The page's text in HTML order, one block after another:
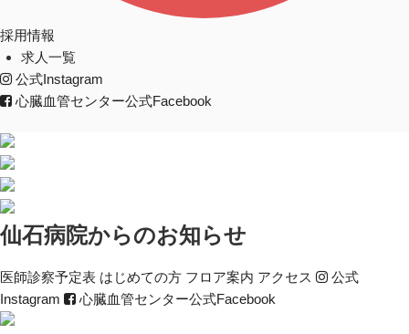
採用情報
求人一覧
公式Instagram
心臓血管センター公式Facebook
仙石病院からのお知らせ
医師診察予定表 はじめての方 フロア案内 アクセス
公式
Instagram
心臓血管センター公式Facebook